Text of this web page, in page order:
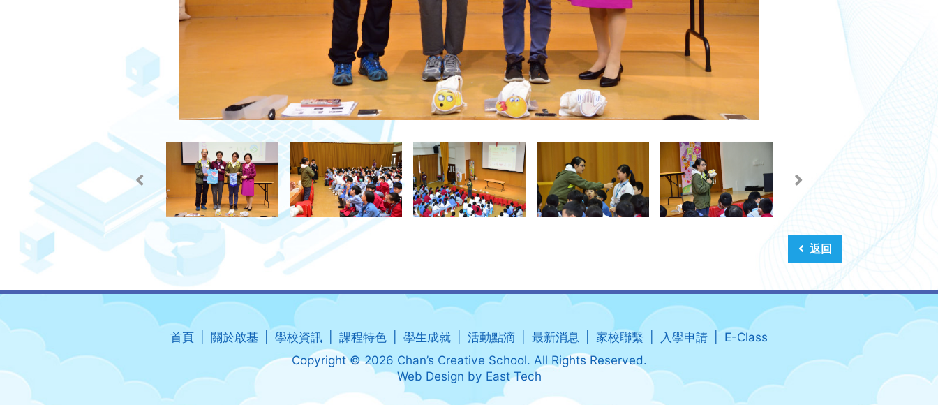
返回
首頁 關於啟基 學校資訊 課程特色 學生成就 活動點滴 最新消息 家校聯繫 入學申請
E-Class
Copyright © 2026 Chan’s Creative School. All Rights Reserved.
Web Design by East Tech